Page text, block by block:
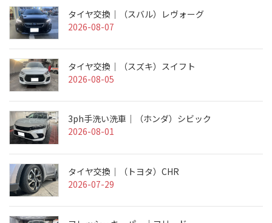
タイヤ交換｜（スバル）レヴォーグ
2026-08-07
タイヤ交換｜（スズキ）スイフト
2026-08-05
3ph手洗い洗車｜（ホンダ）シビック
2026-08-01
タイヤ交換｜（トヨタ）CHR
2026-07-29